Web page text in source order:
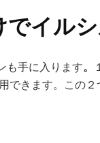
でイル
も手に入ります。
できます。この